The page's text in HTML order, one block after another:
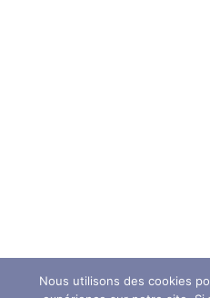
Nous utilisons des cookies